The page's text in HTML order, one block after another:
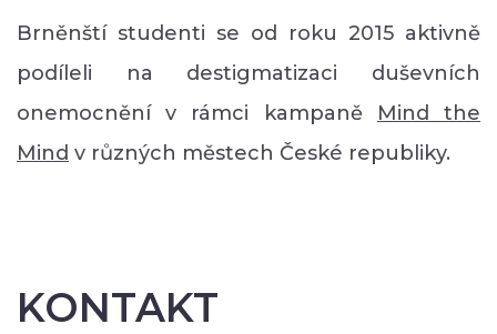
Brněnští studenti se od roku 2015 aktivně
podíleli na destigmatizaci duševních
onemocnění v rámci kampaně Mind the
Mind v různých městech České republiky.
KONTAKT